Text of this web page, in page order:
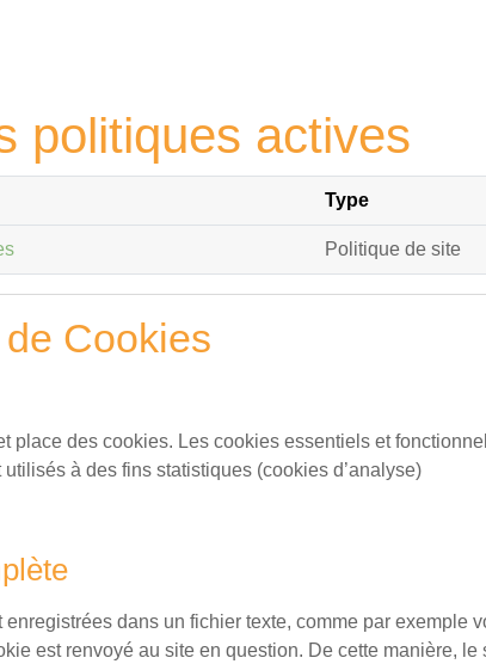
politiques actives
Type
Politique de site
Cookies
place des cookies. Les cookies essentiels et
utilisés à des fins statistiques (cookies d’analyse)
enregistrées dans un fichier texte, comme par
est renvoyé au site en question. De cette manière,